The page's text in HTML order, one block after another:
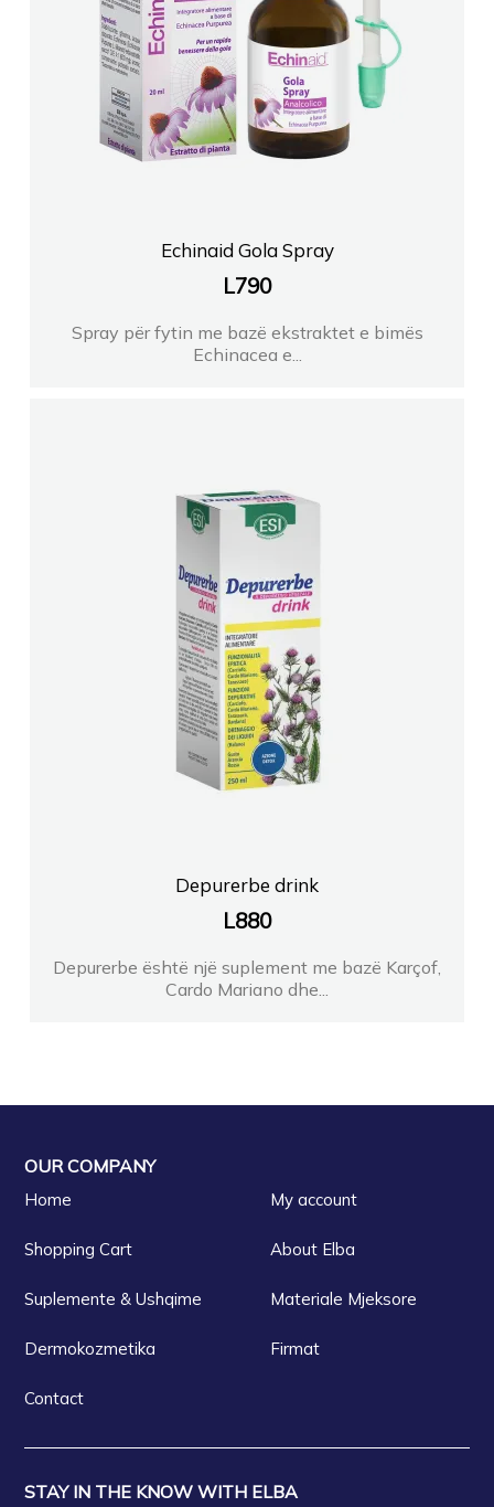
Echinaid Gola Spray
L790
Spray për fytin me bazë ekstraktet e bimës
Echinacea e...
Depurerbe drink
L880
Depurerbe është një suplement me bazë Karçof,
Cardo Mariano dhe...
OUR COMPANY
Home My account
Shopping Cart About Elba
Suplemente & Ushqime Materiale Mjeksore
Dermokozmetika Firmat
Contact
STAY IN THE KNOW WITH ELBA